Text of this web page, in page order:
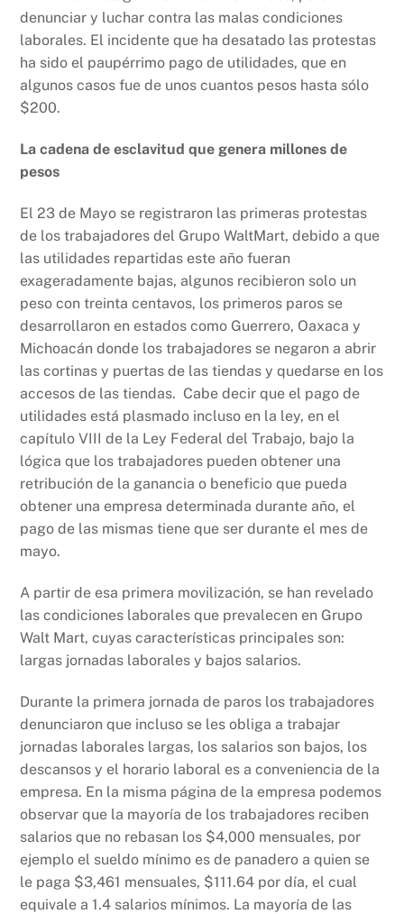
o
k
p
k
denunciar y luchar contra las malas condiciones
laborales. El incidente que ha desatado las protestas
ha sido el paupérrimo pago de utilidades, que en
algunos casos fue de unos cuantos pesos hasta sólo
$200.
La cadena de esclavitud que genera millones de
pesos
El 23 de Mayo se registraron las primeras protestas
de los trabajadores del Grupo WaltMart, debido a que
las utilidades repartidas este año fueran
exageradamente bajas, algunos recibieron solo un
peso con treinta centavos, los primeros paros se
desarrollaron en estados como Guerrero, Oaxaca y
Michoacán donde los trabajadores se negaron a abrir
las cortinas y puertas de las tiendas y quedarse en los
accesos de las tiendas. Cabe decir que el pago de
utilidades está plasmado incluso en la ley, en el
capítulo VIII de la Ley Federal del Trabajo, bajo la
lógica que los trabajadores pueden obtener una
retribución de la ganancia o beneficio que pueda
obtener una empresa determinada durante año, el
pago de las mismas tiene que ser durante el mes de
mayo.
A partir de esa primera movilización, se han revelado
las condiciones laborales que prevalecen en Grupo
Walt Mart, cuyas características principales son:
largas jornadas laborales y bajos salarios.
Durante la primera jornada de paros los trabajadores
denunciaron que incluso se les obliga a trabajar
jornadas laborales largas, los salarios son bajos, los
descansos y el horario laboral es a conveniencia de la
empresa. En la misma página de la empresa podemos
observar que la mayoría de los trabajadores reciben
salarios que no rebasan los $4,000 mensuales, por
ejemplo el sueldo mínimo es de panadero a quien se
le paga $3,461 mensuales, $111.64 por día, el cual
equivale a 1.4 salarios mínimos. La mayoría de las